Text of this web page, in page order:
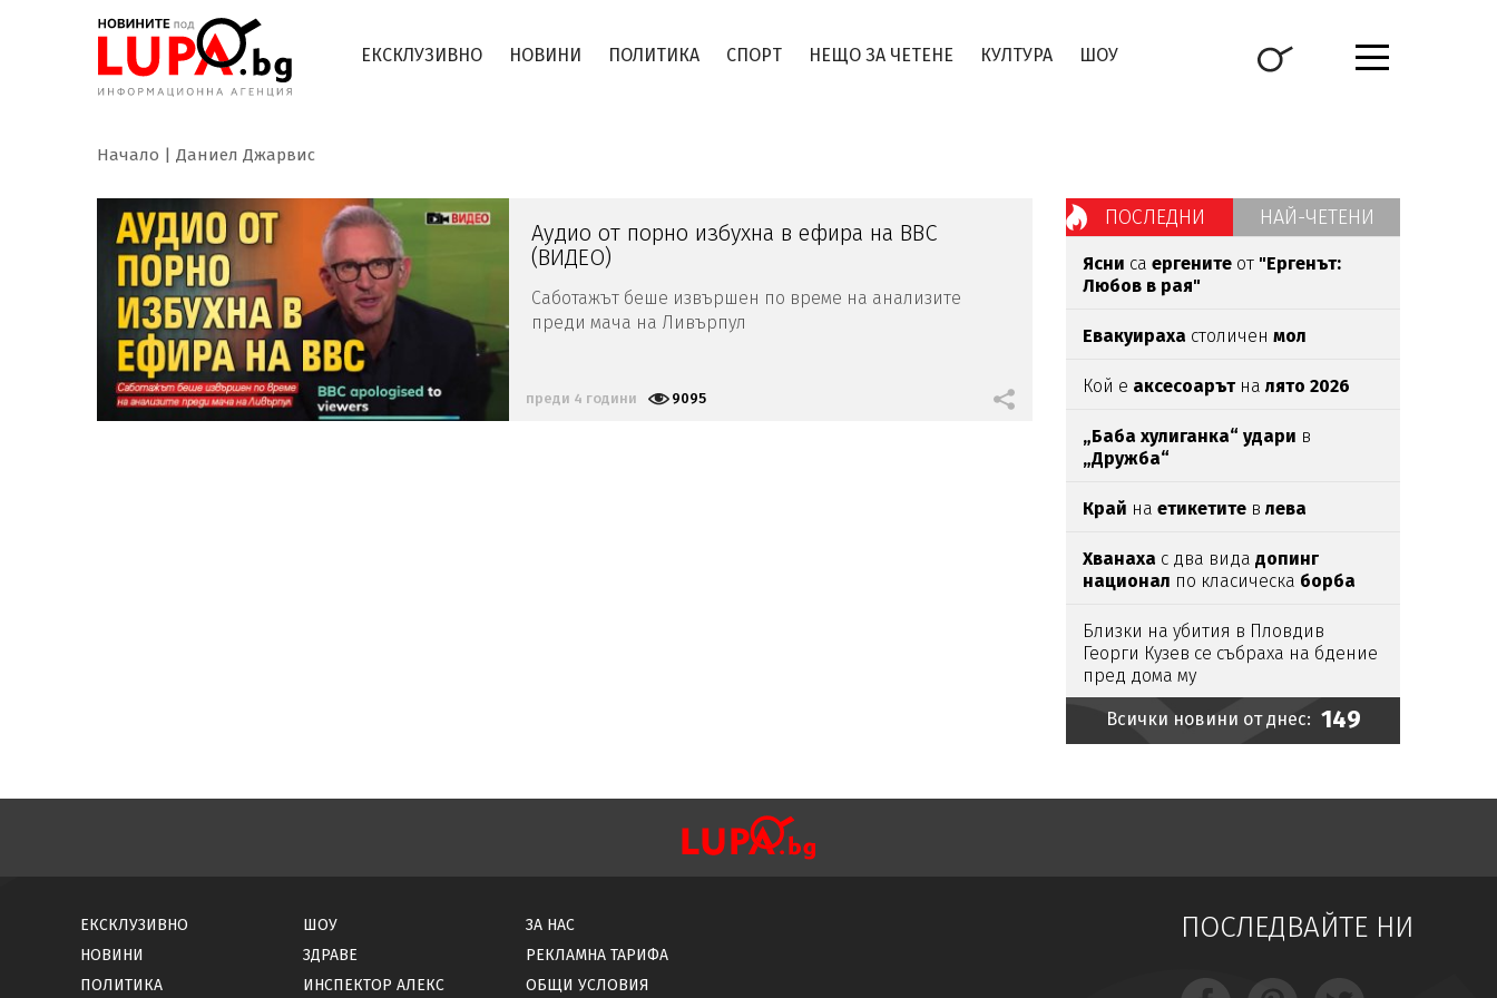
ЕКСКЛУЗИВНО НОВИНИ ПОЛИТИКА СПОРТ НЕЩО ЗА ЧЕТЕНЕ КУЛТУРА ШОУ
Начало Даниел Джарвис
Аудио от порно избухна в ефира на ВВС
(ВИДЕО)
Саботажът беше извършен по време на анализите
преди мача на Ливърпул
преди 4 години 9095
ПОСЛЕДНИ НАЙ-ЧЕТЕНИ
Ясни са ергените от "Ергенът:
Любов в рая"
Евакуираха столичен мол
Кой е аксесоарътналято 2026
„Баба хулиганка“ удари в
„Дружба“
Край на етикетите влева
Хванаха с два вида допинг
национал по класическа борба
Близки на убития в Пловдив
Георги Кузев се събраха на бдение
пред дома му
Емрах Стораро чисти имидж със
сватба
Азис: Аман от педали!(видео)
Ето къде ще имаводен режим
излъчвано на живо вТикТок
Всички новини от днес: 149
ЕКСКЛУЗИВНО
НОВИНИ
ПОЛИТИКА
ШОУ
ЗДРАВЕ
ИНСПЕКТОР АЛЕКС
ЗА НАС
РЕКЛАМНА ТАРИФА
ОБЩИ УСЛОВИЯ
ПОСЛЕДВАЙТЕ НИ